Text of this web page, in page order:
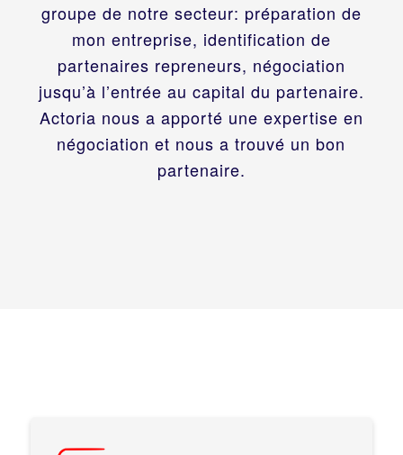
groupe de notre secteur: préparation de
mon entreprise, identification de
partenaires repreneurs, négociation
jusqu’à l’entrée au capital du partenaire.
Actoria nous a apporté une expertise en
négociation et nous a trouvé un bon
partenaire.